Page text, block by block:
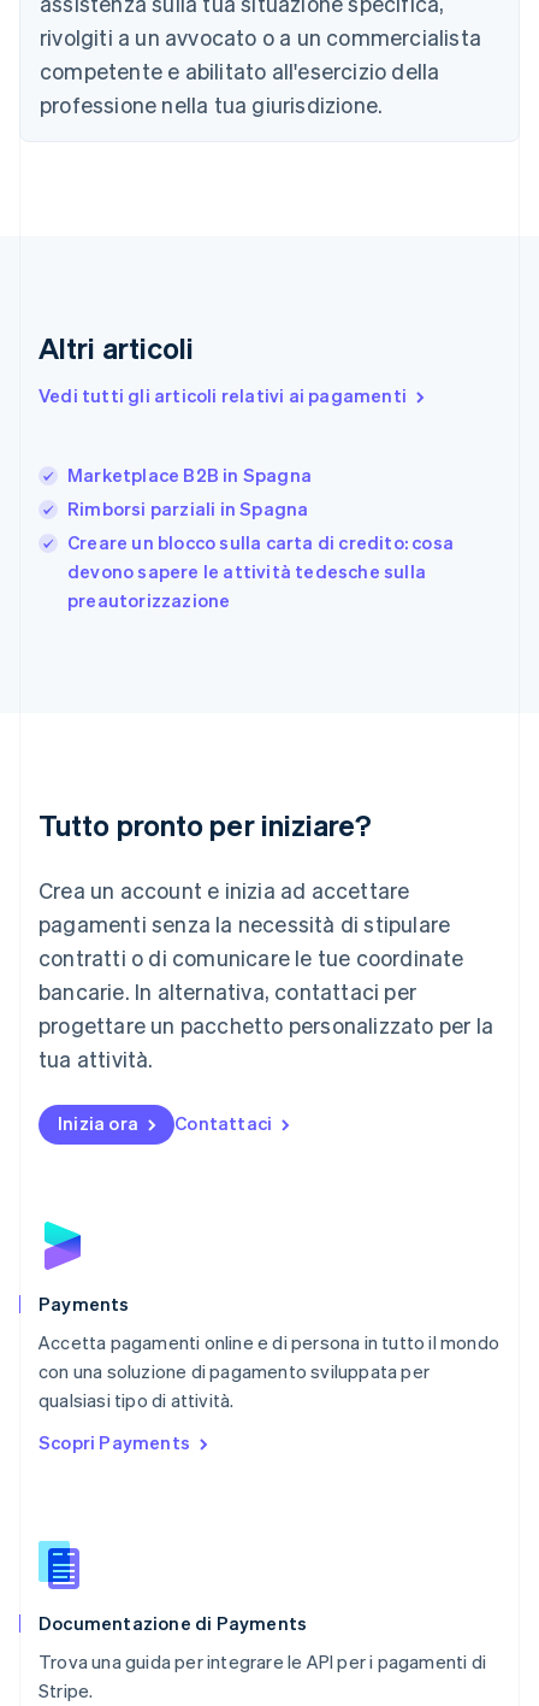
rivolgiti a un avvocato o a un commercialista
competente e abilitato all'esercizio della
professione nella tua giurisdizione.
Altri articoli
Vedi tutti gli articoli relativi ai pagamenti
Marketplace B2B in Spagna
Rimborsi parziali in Spagna
Creare un blocco sulla carta di credito: cosa
devono sapere le attività tedesche sulla
preautorizzazione
Tutto pronto per iniziare?
Crea un account e inizia ad accettare
pagamenti senza la necessità di stipulare
contratti o di comunicare le tue coordinate
bancarie. In alternativa, contattaci per
progettare un pacchetto personalizzato per la
tua attività.
Inizia ora Contattaci
Payments
Accetta pagamenti online e di persona in tutto il mondo
con una soluzione di pagamento sviluppata per
qualsiasi tipo di attività.
Scopri Payments
Documentazione di Payments
Trova una guida per integrare le API per i pagamenti di
Stripe.
简体中文
Cipro
English
Croazia
Danimarca
Francia
Germania
日本語English
English
Grecia
English
India
Lituania
Lussemburgo
Deutsch English
Malaysia
English 简体中文
Malta
Messico
EspañolEnglish
English
Nuova Zelanda
Polonia
English
Português
English简体中文
Regno Unito
English
English
English
Slovacchia
Slovenia
Spagna
Español